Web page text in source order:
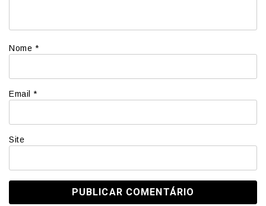
Nome *
Email *
Site